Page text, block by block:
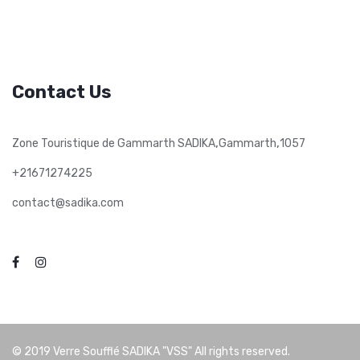
Contact Us
Zone Touristique de Gammarth SADIKA,Gammarth,1057
+21671274225
contact@sadika.com
© 2019 Verre Soufflé SADIKA "VSS"All rights reserved.